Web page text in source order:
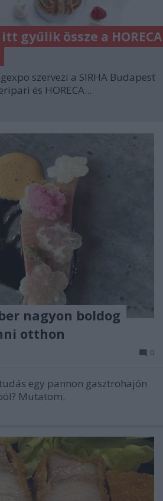
gyűlik össze a HORECA
szervezi a SIRHA Budapest
és HORECA...
nagyon boldog
otthon
0
egy pannon gasztrohajón
Mutatom.